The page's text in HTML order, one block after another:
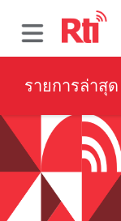
รายการล่าสุด